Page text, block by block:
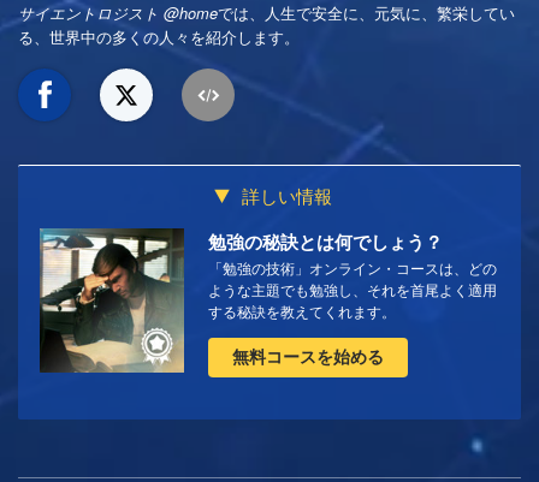
サイエントロジスト @homeでは、人生で安全に、元気に、繁栄してい
る、世界中の多くの人々を紹介します。
詳しい情報
勉強の秘訣とは何でしょう？
「勉強の技術」オンライン・コースは、どの
ような主題でも勉強し、それを首尾よく適用
する秘訣を教えてくれます。
無料コースを始める